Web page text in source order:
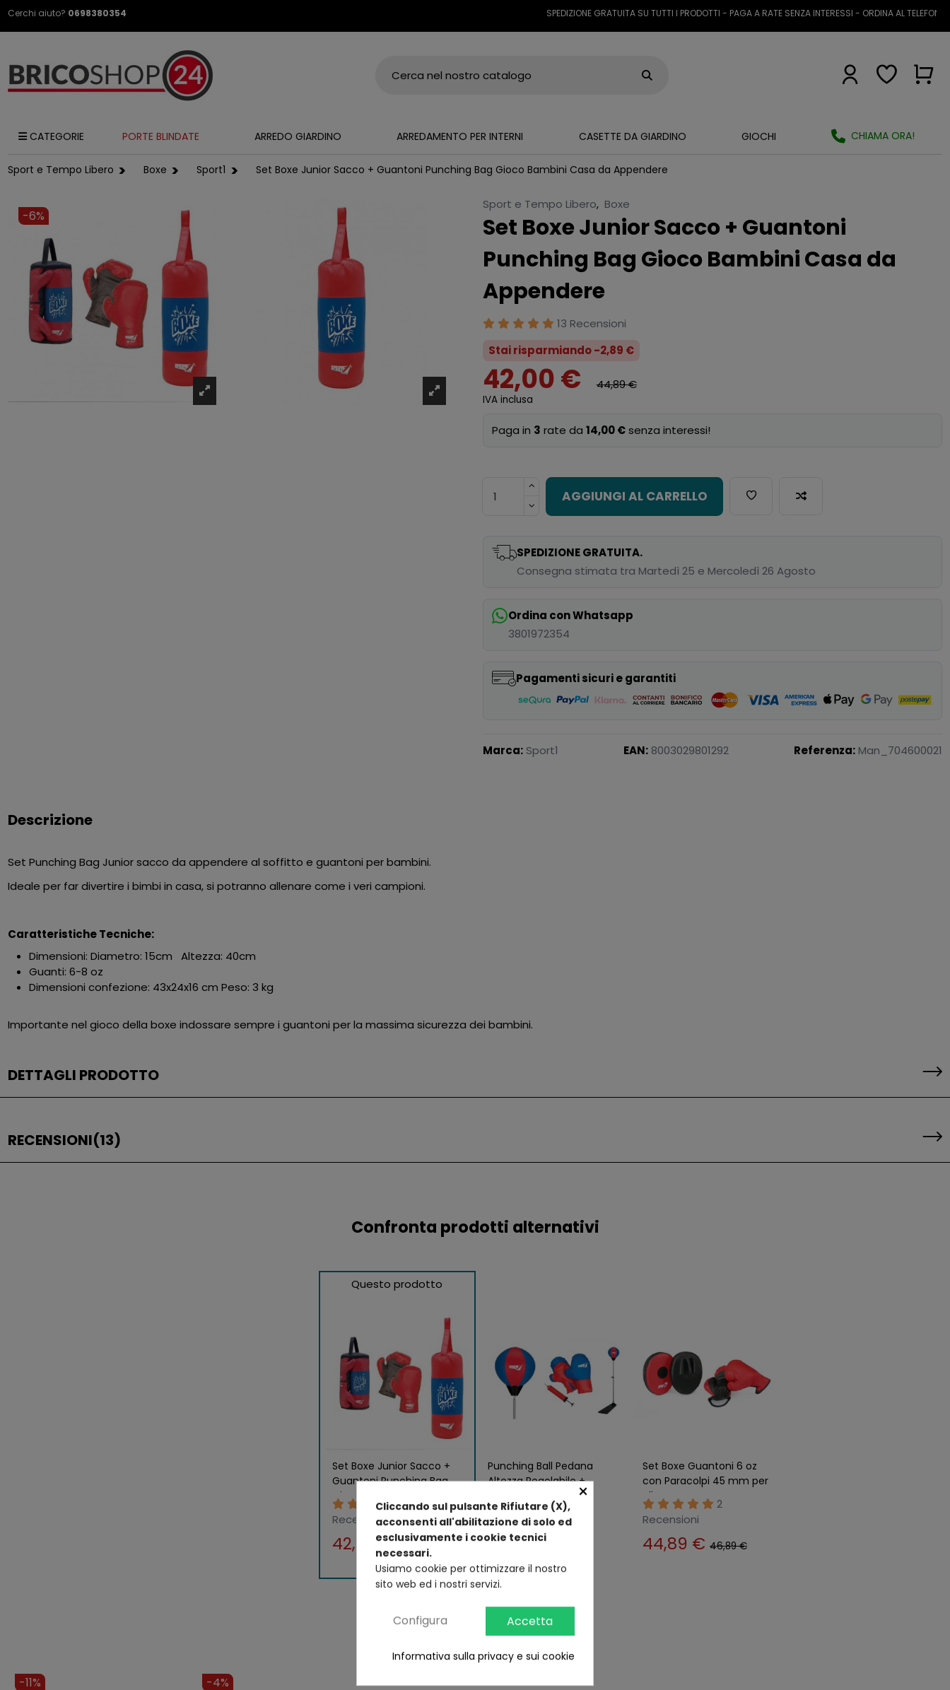
Cerchi aiuto? 0698380354 SPEDIZIONE GRATUITA SU TUTTI I PRODOTTI - PAGA A RATE SENZA INTERESSI - ORDINA AL TELEFONO O
CATEGORIE PORTE BLINDATE ARREDO GIARDINO ARREDAMENTO PER INTERNI CASETTE DA GIARDINO GIOCHI CHIAMA ORA!
Sport e Tempo Libero Boxe Sport1 Set Boxe Junior Sacco + Guantoni Punching Bag Gioco Bambini Casa da Appendere
-6%
Sport e Tempo Libero, Boxe
Set Boxe Junior Sacco + Guantoni
Punching Bag Gioco Bambini Casa da
Appendere
13 Recensioni
Stai risparmiando -2,89 €
42,00 € 44,89 €
IVA inclusa
Paga in 3 rate da14,00 €senza interessi!
AGGIUNGI AL CARRELLO
SPEDIZIONE GRATUITA.
Consegna stimata tra Martedì 25 e Mercoledì 26 Agosto
Ordina con Whatsapp
3801972354
Pagamenti sicuri e garantiti
Marca: Sport1 EAN: 8003029801292 Referenza: Man_704600021
Descrizione
Set Punching Bag Junior sacco da appendere al soffitto e guantoni per bambini.
Ideale per far divertire i bimbi in casa, si potranno allenare come i veri campioni.
Caratteristiche Tecniche:
Dimensioni: Diametro: 15cm Altezza: 40cm
Guanti: 6-8 oz
Dimensioni confezione: 43x24x16 cm Peso: 3 kg
Importante nel gioco della boxe indossare sempre i guantoni per la massima sicurezza dei bambini.
DETTAGLI PRODOTTO
RECENSIONI(13)
Confronta prodotti alternativi
Questo prodotto
Set Boxe Junior Sacco +
Guantoni Punching Bag
Gioco Bambini Casa da
Appendere
13
Recensioni
42,00 €44,89 €
Punching Ball Pedana
Altezza Regolabile +
Guantoni e Pompa
Gonfiaggio Boxe Bimbi
13
Recensioni
49,00 €
Set Boxe Guantoni 6 oz
con Paracolpi 45 mm per
Allenamento Rosso
2
Recensioni
44,89 € 46,89 €
Ultimi visti
-11% -4%
×
Cliccando sul pulsante Rifiutare (X),
acconsenti all'abilitazione di solo ed
esclusivamente i cookie tecnici
necessari.
Usiamo cookie per ottimizzare il nostro
sito web ed i nostri servizi.
Configura Accetta
Informativa sulla privacy e sui cookie